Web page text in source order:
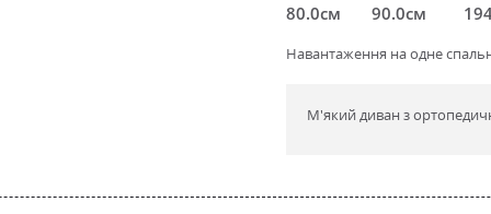
80.0см 90.0см
Навантаження на одне
М'який диван з